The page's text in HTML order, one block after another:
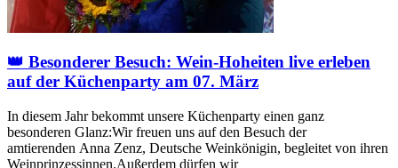
👑 Besonderer Besuch: Wein-Hoheiten live erleben
auf der Küchenparty am 07. März
In diesem Jahr bekommt unsere Küchenparty einen ganz
besonderen Glanz:Wir freuen uns auf den Besuch der
amtierenden Anna Zenz, Deutsche Weinkönigin, begleitet von ihren
Weinprinzessinnen.Außerdem dürfen wir